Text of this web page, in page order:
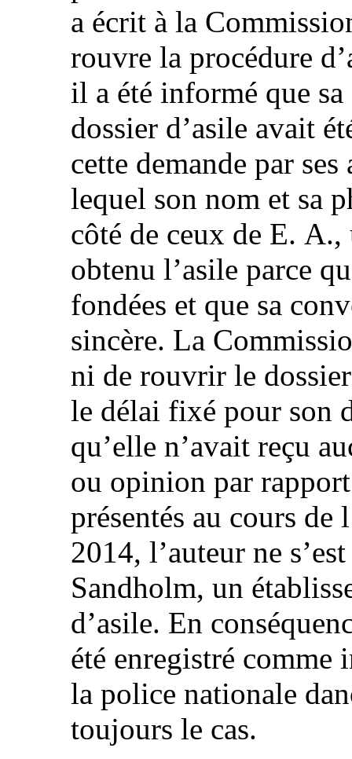
a écrit à la
rouvre la procédure
il a été informé que
dossier d’asile avait
cette demande par
lequel son nom et sa
côté de ceux de E.
obtenu l’asile parce
fondées et que sa
sincère. La
ni de rouvrir le
le délai fixé pour son
qu’elle n’avait reçu
ou opinion par
présentés au cours
2014, l’auteur ne
Sandholm, un
d’asile. En
été enregistré
la police nationale
toujours le cas.